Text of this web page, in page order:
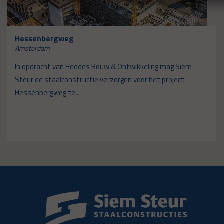
Hessenbergweg
Amsterdam
In opdracht van Heddes Bouw & Ontwikkeling mag Siem
Steur de staalconstructie verzorgen voor het project
Hessenbergweg te...